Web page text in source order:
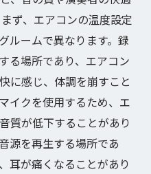
ず、エアコンの温度設定
ルームで異なります。録
る場所であり、エアコン
に感じ、体調を崩すこと
イクを使用するため、エ
質が低下することがあり
源を再生する場所であ
耳が痛くなることがあり